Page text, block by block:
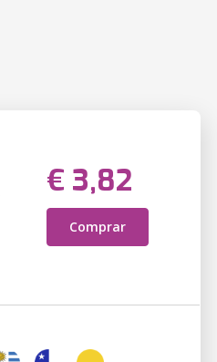
€ 3,82
Comprar